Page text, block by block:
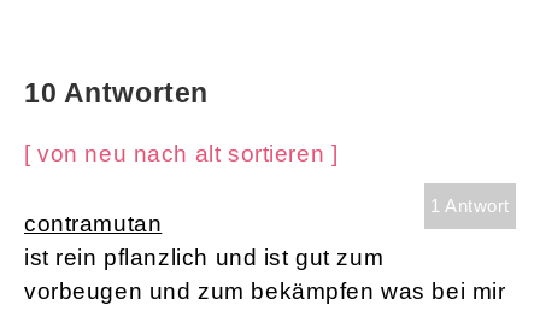
10 Antworten
[ von neu nach alt sortieren ]
1 Antwort
contramutan
ist rein pflanzlich und ist gut zum
vorbeugen und zum bekämpfen was bei mir